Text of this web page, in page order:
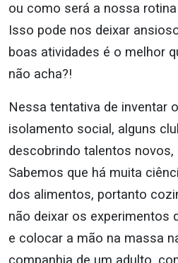
ou como será a nossa
Isso pode nos deixar
boas atividades é o melhor
não acha?!
Nessa tentativa de inventar
isolamento social, alguns
descobrindo talentos
Sabemos que há muita
dos alimentos, portanto
não deixar os experimentos
e colocar a mão na massa